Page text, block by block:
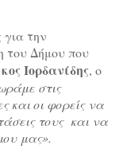
για την
του Δήμου που
Ιορδανίδης, ο
στις
και οι φορείς να
τους και να
μας».